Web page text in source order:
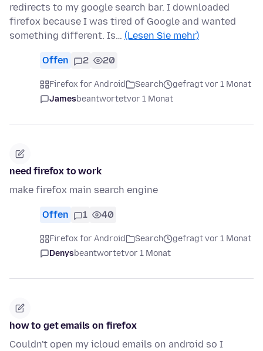
redirects to my google search bar. I downloaded
firefox because I was tired of Google and wanted
something different. Is… (Lesen Sie mehr)
Offen 2 20
Firefox for Android Search
gefragt vor 1 Monat
Jamesbeantwortetvor 1 Monat
need firefox to work
make firefox main search engine
Offen 1 40
Firefox for Android Search
gefragt vor 1 Monat
Denysbeantwortetvor 1 Monat
how to get emails on firefox
Couldn't open my icloud emails on android so I